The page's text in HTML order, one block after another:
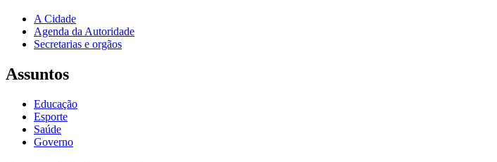
A Cidade
Agenda da Autoridade
Secretarias e orgãos
Assuntos
Educação
Esporte
Saúde
Governo